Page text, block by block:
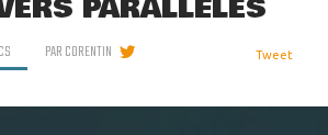
PARALLÈLES
PARCORENTIN Tweet